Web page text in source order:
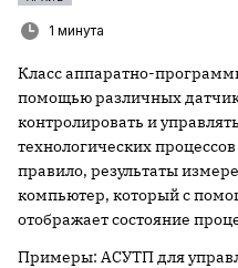
1 минута
Класс аппаратно-
помощью различных
контролировать и
технологических
правило, результаты
компьютер, который с
отображает состояние
Примеры: АСУТП для